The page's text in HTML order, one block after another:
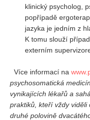
klinický psycholog,
popřípadě
jazyka je jedním z
K tomu slouží
externím
Více informací na
psychosomatická
vynikajících lékařů a
praktiků, kteří vždy viděli
druhé polovině